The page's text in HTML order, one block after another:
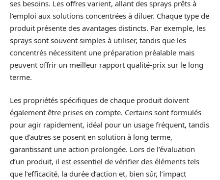
ses besoins. Les offres varient, allant des sprays prêts à
l’emploi aux solutions concentrées à diluer. Chaque type de
produit présente des avantages distincts. Par exemple, les
sprays sont souvent simples à utiliser, tandis que les
concentrés nécessitent une préparation préalable mais
peuvent offrir un meilleur rapport qualité-prix sur le long
terme.
Les propriétés spécifiques de chaque produit doivent
également être prises en compte. Certains sont formulés
pour agir rapidement, idéal pour un usage fréquent, tandis
que d’autres se posent en solution à long terme,
garantissant une action prolongée. Lors de l’évaluation
d’un produit, il est essentiel de vérifier des éléments tels
que l’efficacité, la durée d’action et, bien sûr, l’impact